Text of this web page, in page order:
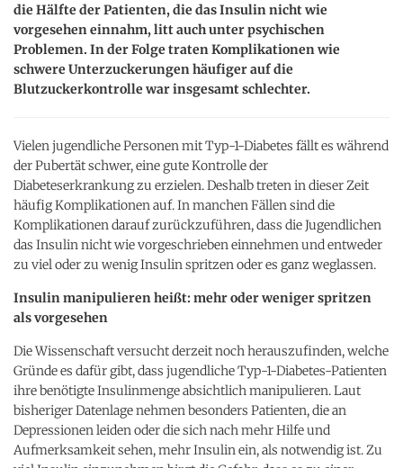
die Hälfte der Patienten, die das Insulin nicht wie
vorgesehen einnahm, litt auch unter psychischen
Problemen. In der Folge traten Komplikationen wie
schwere Unterzuckerungen häufiger auf die
Blutzuckerkontrolle war insgesamt schlechter.
Vielen jugendliche Personen mit Typ-1-Diabetes fällt es während
der Pubertät schwer, eine gute Kontrolle der
Diabeteserkrankung zu erzielen. Deshalb treten in dieser Zeit
häufig Komplikationen auf. In manchen Fällen sind die
Komplikationen darauf zurückzuführen, dass die Jugendlichen
das Insulin nicht wie vorgeschrieben einnehmen und entweder
zu viel oder zu wenig Insulin spritzen oder es ganz weglassen.
Insulin manipulieren heißt: mehr oder weniger spritzen
als vorgesehen
Die Wissenschaft versucht derzeit noch herauszufinden, welche
Gründe es dafür gibt, dass jugendliche Typ-1-Diabetes-Patienten
ihre benötigte Insulinmenge absichtlich manipulieren. Laut
bisheriger Datenlage nehmen besonders Patienten, die an
Depressionen leiden oder die sich nach mehr Hilfe und
Aufmerksamkeit sehen, mehr Insulin ein, als notwendig ist. Zu